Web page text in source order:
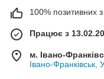
100% позитивних з
Працює з
м. Івано-
Івано-Франківськ,